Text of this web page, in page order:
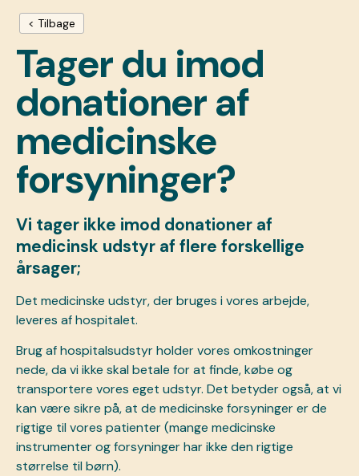
< Tilbage
Tager du imod
donationer af
medicinske
forsyninger?
Vi tager ikke imod donationer af
medicinsk udstyr af flere forskellige
årsager;
Det medicinske udstyr, der bruges i vores arbejde,
leveres af hospitalet.
Brug af hospitalsudstyr holder vores omkostninger
nede, da vi ikke skal betale for at finde, købe og
transportere vores eget udstyr. Det betyder også, at vi
kan være sikre på, at de medicinske forsyninger er de
rigtige til vores patienter (mange medicinske
instrumenter og forsyninger har ikke den rigtige
størrelse til børn).